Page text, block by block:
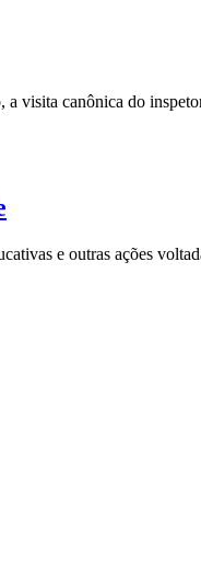
visita canônica do
e outras ações